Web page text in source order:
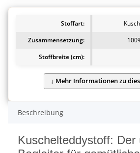
Stoffart:
Zusammensetzung:
Stoffbreite (cm):
Beschreibung
Kuschelteddystoff: Der